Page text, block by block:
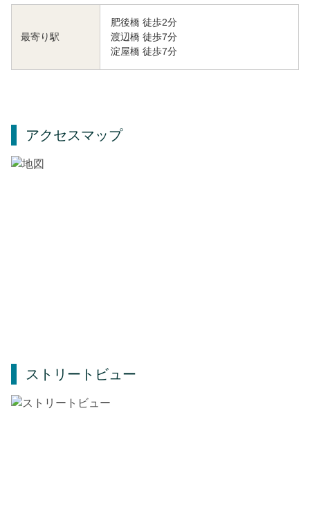
最寄り駅
肥後橋 徒歩2分
渡辺橋 徒歩7分
淀屋橋 徒歩7分
アクセスマップ
ストリートビュー